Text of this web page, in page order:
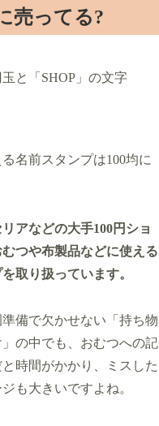
売ってる?
名前スタンプは100均に
アなどの大手100円ショ
つや布製品などに使える
取り扱っています。
備で欠かせない「持ち物
の中でも、おむつへの記
時間がかかり、ミスした
も大きいですよね。